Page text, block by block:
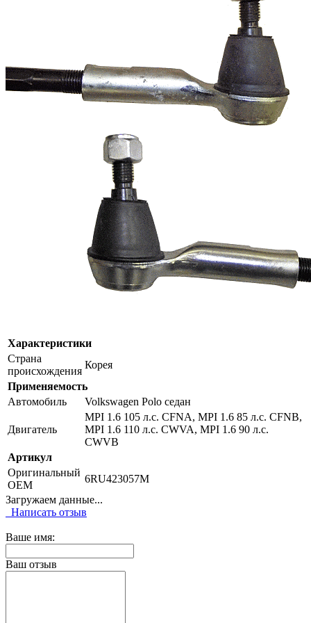
Характеристики
Страна
происхождения
Корея
Применяемость
Автомобиль
Volkswagen Polo седан
Двигатель
MPI 1.6 105 л.с. CFNA, MPI 1.6 85 л.с. CFNB,
MPI 1.6 110 л.с. CWVA, MPI 1.6 90 л.с.
CWVB
Артикул
Оригинальный
OEM
6RU423057M
Загружаем данные...
Написать отзыв
Ваше имя:
Ваш отзыв